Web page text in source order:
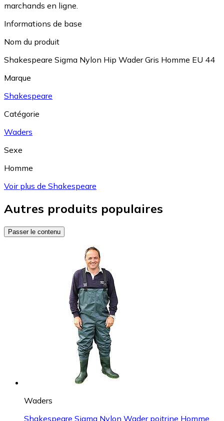
marchands en ligne.
Informations de base
Nom du produit
Shakespeare Sigma Nylon Hip Wader Gris Homme EU 44
Marque
Shakespeare
Catégorie
Waders
Sexe
Homme
Voir plus de Shakespeare
Autres produits populaires
Passer le contenu
Waders
Shakespeare Sigma Nylon Wader poitrine Homme